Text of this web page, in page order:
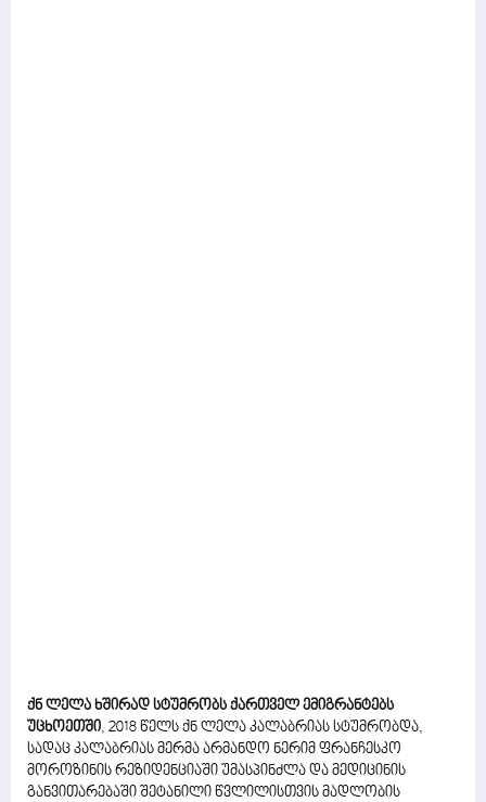
ქნ ლელა ხშირად სტუმრობს ქართველ ემიგრანტებს
უცხოეთში, 2018 წელს ქნ ლელა კალაბრიას სტუმრობდა,
სადაც კალაბრიას მერმა არმანდო ნერიმ ფრანჩესკო
მოროზინის რეზიდენციაში უმასპინძლა და მედიცინის
განვითარებაში შეტანილი წვლილისთვის მადლობის